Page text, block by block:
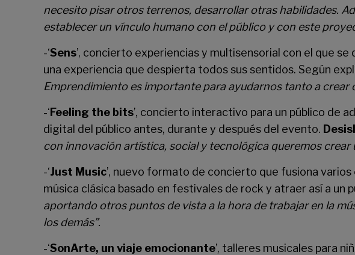
necesito pisar otros terrenos, desarrollar otras habilidades.
establecer un vínculo humano con el público y con este
-‘Sens’, concierto experiencias y multisensorial con el que
una experiencia que despierta todos sus sentidos. Según
Emprendimiento es importante para ayudarnos tanto a
-‘ Feeling the bits’, concierto interactivo para un público de
digital del público antes, durante y después del evento.
con innovación artística, social y tecnológica queremos
-‘Just Music’, nuevo formato de concierto que fusiona
música clásica basado en festivales de rock y atraer así a un
aportando otros puntos de vista a la hora de trabajar en la
los demás”.
-‘SonArte, un viaje emocionante’, talleres musicales para